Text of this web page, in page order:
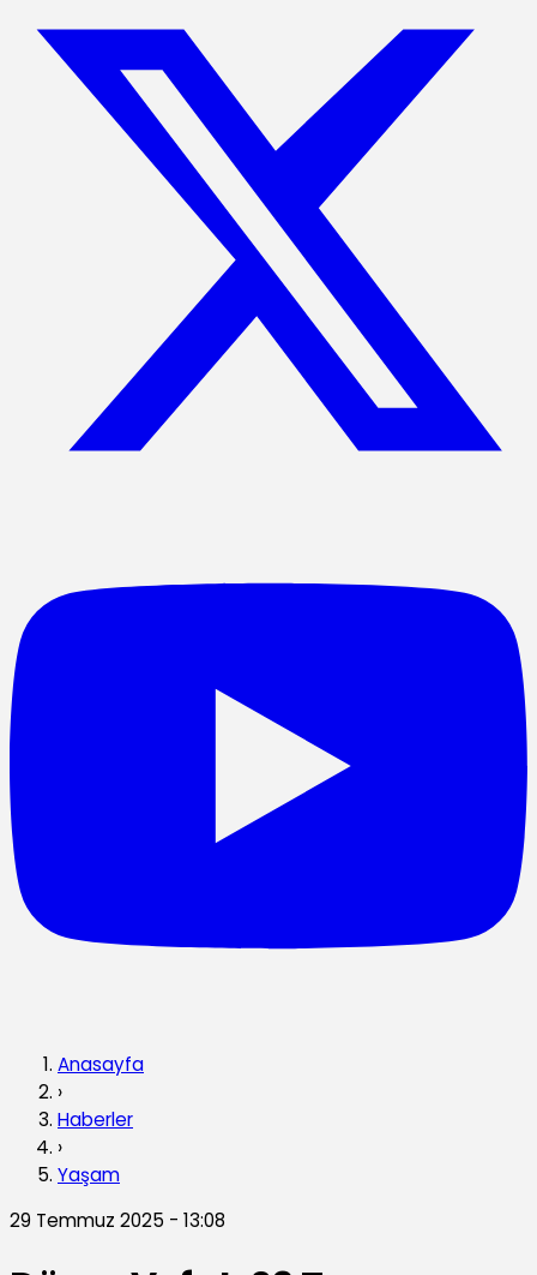
Anasayfa
›
Haberler
›
Yaşam
29 Temmuz 2025 - 13:08